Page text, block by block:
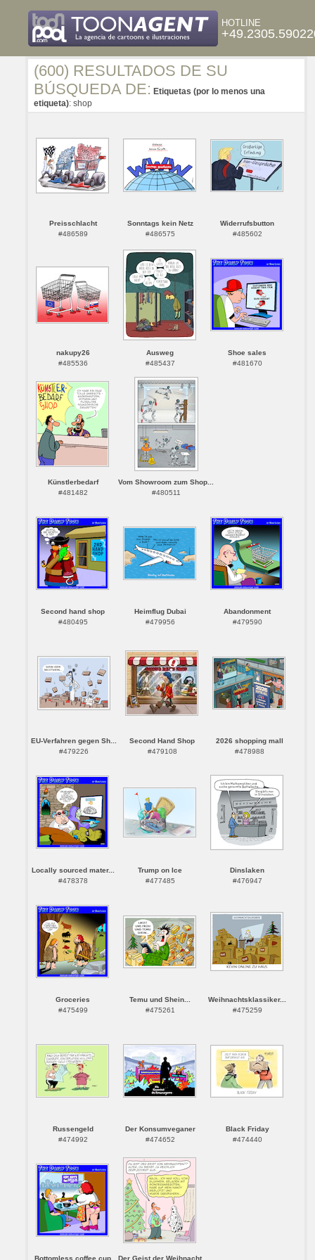
HOTLINE
(600) RESULTADOS DE SU
BÚSQUEDA DE: Etiquetas (por lo menos una
etiqueta): shop
Preisschlacht
#486589
Sonntags kein Netz
#486575
Widerrufsbutton
#485602
nakupy26
#485536
Ausweg
#485437
Shoe sales
#481670
Künstlerbedarf
#481482
Vom Showroom zum Shop...
#480511
Second hand shop
#480495
Heimflug Dubai
#479956
Abandonment
#479590
EU-Verfahren gegen Sh...
#479226
Second Hand Shop
#479108
2026 shopping mall
#478988
Locally sourced mater...
#478378
Trump on Ice
#477485
Dinslaken
#476947
Groceries
#475499
Temu und Shein...
#475261
Weihnachtsklassiker...
#475259
Russengeld
#474992
Der Konsumveganer
#474652
Black Friday
#474440
Bottomless coffee cup Der Geist der Weihnacht